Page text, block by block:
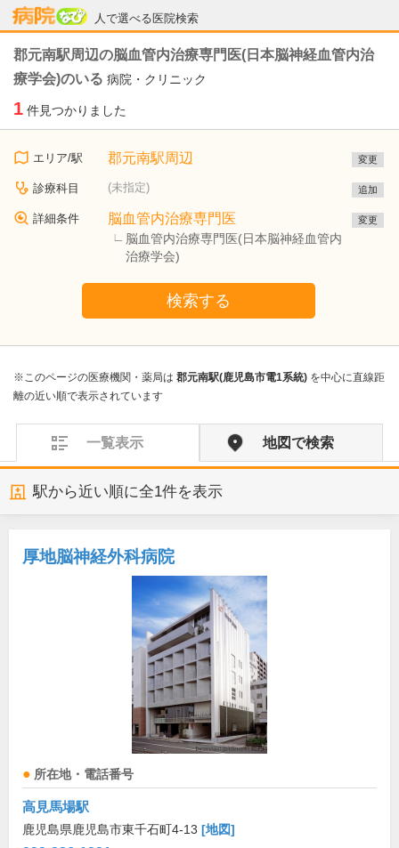
人で選べる医院検索
病院なび
郡元南駅周辺の脳血管内治療専門医(日本脳神経血管内治
療学会)のいる 病院・クリニック
1 件見つかりました
エリア/駅 郡元南駅周辺 変更
診療科目 (未指定) 追加
詳細条件 脳血管内治療専門医
脳血管内治療専門医(日本脳神経血管内
治療学会)
変更
検索する
※このページの医療機関・薬局は 郡元南駅(鹿児島市電1系統) を中心に直線距
離の近い順で表示されています
一覧表示 地図で検索
駅から近い順に全1件を表示
厚地脳神経外科病院
所在地・電話番号
高見馬場駅
鹿児島県鹿児島市東千石町4-13 [地図]